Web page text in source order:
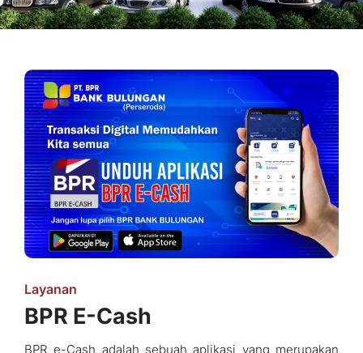
Layanan
BPR E-Cash
BPR e-Cash adalah sebuah aplikasi yang merupakan